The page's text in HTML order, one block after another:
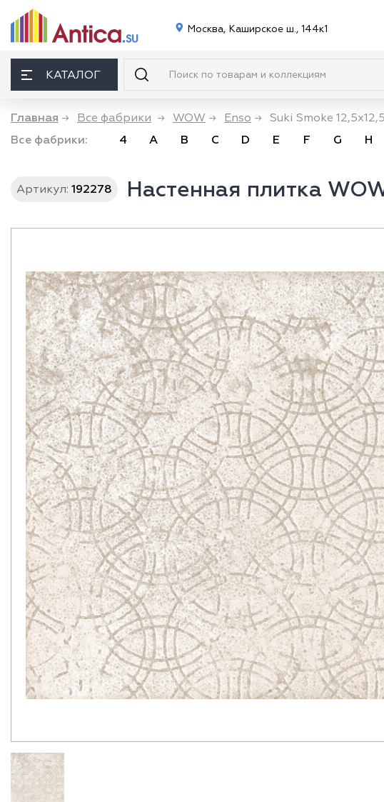
Москва, Каширское ш., 144к1
КАТАЛОГ
Главная → Все фабрики → WOW → Enso → Suki Smoke 12,5x12,5
Все фабрики:
4 A B C D E F G H
Артикул: 192278 Настенная плитка